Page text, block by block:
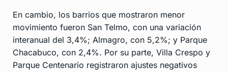
En cambio, los barrios que mostraron menor
movimiento fueron San Telmo, con una variación
interanual del 3,4%; Almagro, con 5,2%; y Parque
Chacabuco, con 2,4%. Por su parte, Villa Crespo y
Parque Centenario registraron ajustes negativos